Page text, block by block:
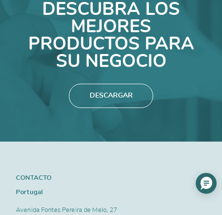
DESCUBRA LOS
MEJORES
PRODUCTOS PARA
SU NEGOCIO
DESCARGAR
CONTACTO
Portugal
Avenida Fontes Pereira de Melo, 27